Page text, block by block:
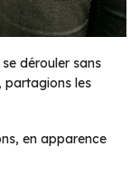
dérouler sans
partagions les
en apparence